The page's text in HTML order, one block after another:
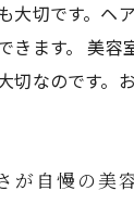
大切です。ヘ
きます。 美
切なのです。
が自慢の美